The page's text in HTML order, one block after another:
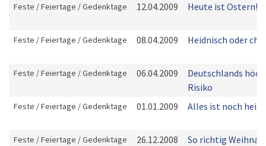
Feste / Feiertage / Gedenktage 12.04.2009 Heute ist Ostern!
Feste / Feiertage / Gedenktage 08.04.2009 Heidnisch oder
Feste / Feiertage / Gedenktage 06.04.2009
Deutschlands
Risiko
Feste / Feiertage / Gedenktage 01.01.2009 Alles ist noch heil
Feste / Feiertage / Gedenktage 26.12.2008 So richtig